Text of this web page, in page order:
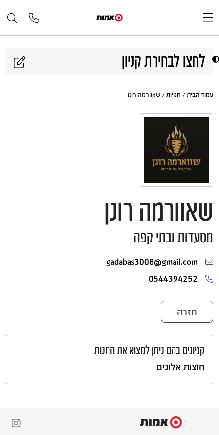
לחצו לבחירת קניון
עמוד הבית / חנויות / שאוורמה רונן
שאוורמה רונן
מסעדות ובתי קפה
gadabas3008@gmail.com
0544394252
חזרה
קניונים בהם ניתן למצוא את החנות
חוצות אלונים